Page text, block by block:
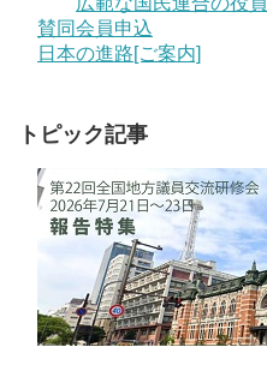
賛同会員申込
日本の進路[ご案内]
トピック記事